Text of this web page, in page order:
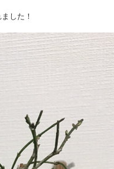
した！